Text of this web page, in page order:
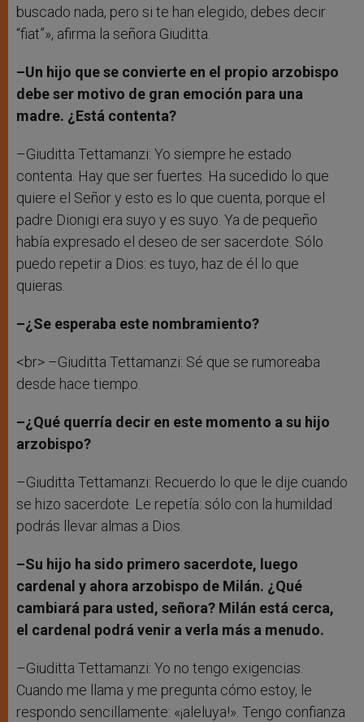
buscado nada, pero si te han elegido, debes decir
“fiat”», afirma la señora Giuditta.
–Un hijo que se convierte en el propio arzobispo
debe ser motivo de gran emoción para una
madre. ¿Está contenta?
–Giuditta Tettamanzi: Yo siempre he estado
contenta. Hay que ser fuertes. Ha sucedido lo que
quiere el Señor y esto es lo que cuenta, porque el
padre Dionigi era suyo y es suyo. Ya de pequeño
había expresado el deseo de ser sacerdote. Sólo
puedo repetir a Dios: es tuyo, haz de él lo que
quieras.
–¿Se esperaba este nombramiento?
<br> –Giuditta Tettamanzi: Sé que se rumoreaba
desde hace tiempo.
–¿Qué querría decir en este momento a su hijo
arzobispo?
–Giuditta Tettamanzi: Recuerdo lo que le dije cuando
se hizo sacerdote. Le repetía: sólo con la humildad
podrás llevar almas a Dios.
–Su hijo ha sido primero sacerdote, luego
cardenal y ahora arzobispo de Milán. ¿Qué
cambiará para usted, señora? Milán está cerca,
el cardenal podrá venir a verla más a menudo.
–Giuditta Tettamanzi: Yo no tengo exigencias.
Cuando me llama y me pregunta cómo estoy, le
respondo sencillamente: «¡aleluya!». Tengo confianza